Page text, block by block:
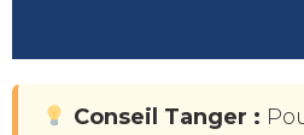
Conseil Tanger :